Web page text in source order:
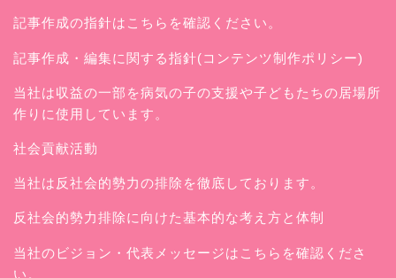
記事作成の指針はこちらを確認ください。
記事作成・編集に関する指針(コンテンツ制作ポリシー)
当社は収益の一部を病気の子の支援や子どもたちの居場所
作りに使用しています。
社会貢献活動
当社は反社会的勢力の排除を徹底しております。
反社会的勢力排除に向けた基本的な考え方と体制
当社のビジョン・代表メッセージはこちらを確認くださ
い。